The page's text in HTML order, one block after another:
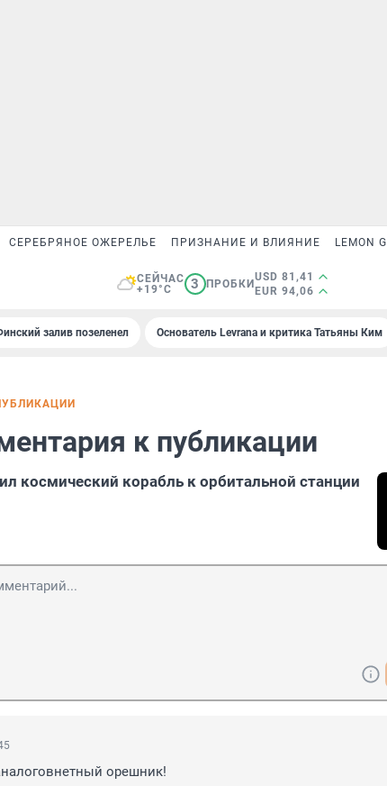
СЕРЕБРЯНОЕ ОЖЕРЕЛЬЕ ПРИЗНАНИЕ И ВЛИЯНИЕ LEMON
СЕЙЧАС
+19°C
3 ПРОБКИ
USD 81,41
EUR 94,06
залив позеленел Основатель Levrana и критика Татьяны Ким
к публикации
космический корабль к орбитальной станции
орешник!